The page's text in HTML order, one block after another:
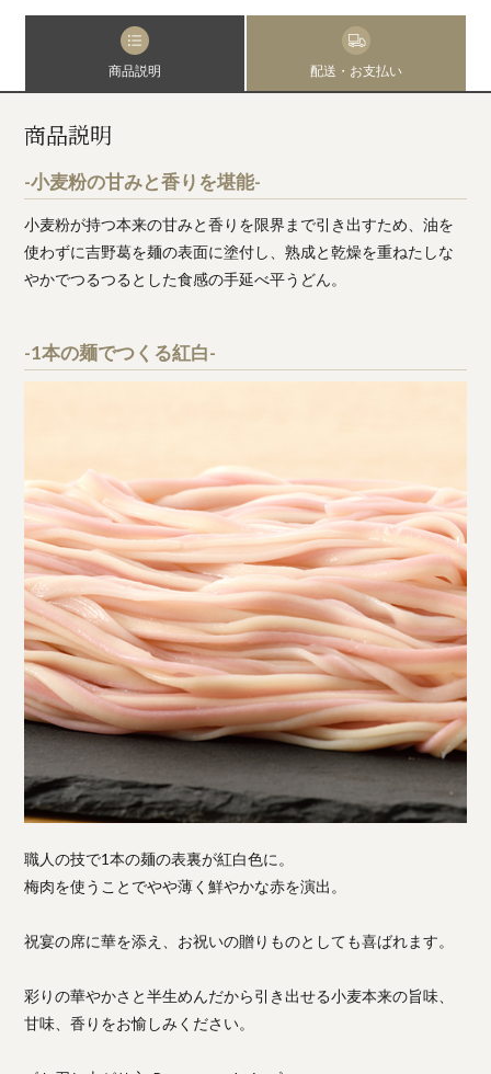
商品説明 配送・お支払い
商品説明
-小麦粉の甘みと香りを堪能-
小麦粉が持つ本来の甘みと香りを限界まで引き出すため、油を
使わずに吉野葛を麺の表面に塗付し、熟成と乾燥を重ねたしな
やかでつるつるとした食感の手延べ平うどん。
-1本の麺でつくる紅白-
職人の技で1本の麺の表裏が紅白色に。
梅肉を使うことでやや薄く鮮やかな赤を演出。
祝宴の席に華を添え、お祝いの贈りものとしても喜ばれます。
彩りの華やかさと半生めんだから引き出せる小麦本来の旨味、
甘味、香りをお愉しみください。